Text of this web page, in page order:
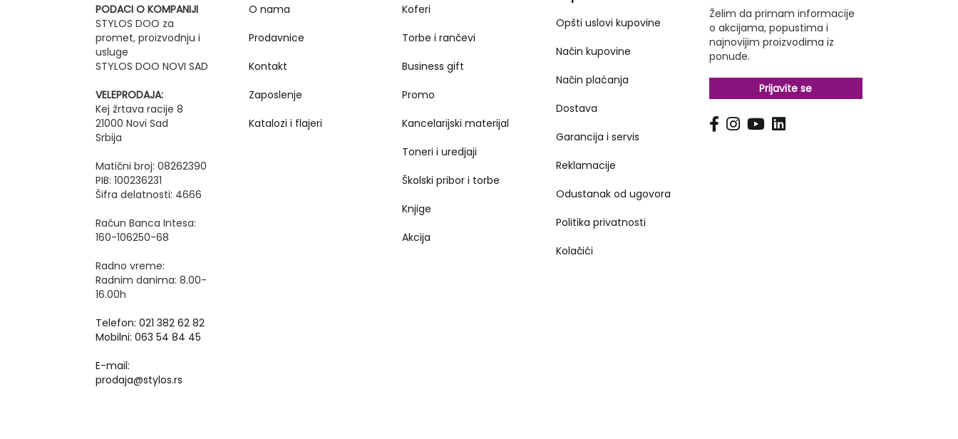
PODACI O KOMPANIJI
STYLOS DOO za
promet, proizvodnju i
usluge
STYLOS DOO NOVI SAD
VELEPRODAJA:
Kej žrtava racije 8
21000 Novi Sad
Srbija
Matični broj: 08262390
PIB: 100236231
Šifra delatnosti: 4666
Račun Banca Intesa:
160-106250-68
Radno vreme:
Radnim danima: 8.00-
16.00h
Telefon: 021 382 62 82
Mobilni: 063 54 84 45
E-mail:
prodaja@stylos.rs
O nama
Prodavnice
Kontakt
Zaposlenje
Katalozi i flajeri
Koferi
Torbe i rančevi
Business gift
Promo
Kancelarijski materijal
Toneri i uredjaji
Školski pribor i torbe
Knjige
Akcija
Opšti uslovi kupovine
Način kupovine
Način plaćanja
Dostava
Garancija i servis
Reklamacije
Odustanak od ugovora
Politika privatnosti
Kolačići
Želim da primam informacije
o akcijama, popustima i
najnovijim proizvodima iz
ponude.
Prijavite se